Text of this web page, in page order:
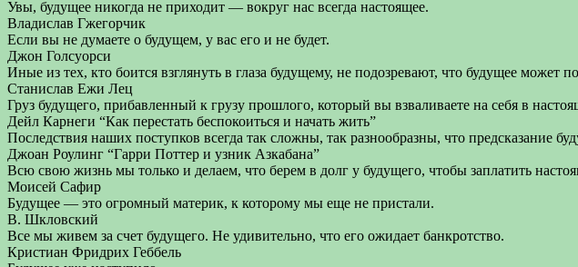
Увы, будущее никогда не приходит — вокруг нас всегда настоящее.
Владислав Гжегорчик
Если вы не думаете о будущем, у вас его и не будет.
Джон Голсуорси
Иные из тех, кто боится взглянуть в глаза будущему, не подозревают, что будущее может
Станислав Ежи Лец
Груз будущего, прибавленный к грузу прошлого, который вы взваливаете на себя в
Дейл Карнеги “Как перестать беспокоиться и начать жить”
Последствия наших поступков всегда так сложны, так разнообразны, что предсказание
Джоан Роулинг “Гарри Поттер и узник Азкабана”
Всю свою жизнь мы только и делаем, что берем в долг у будущего, чтобы заплатить
Моисей Сафир
Будущее — это огромный материк, к которому мы еще не пристали.
В. Шкловский
Все мы живем за счет будущего. Не удивительно, что его ожидает банкротство.
Кристиан Фридрих Геббель